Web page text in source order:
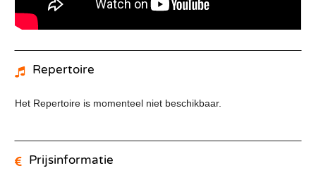
Repertoire
Het Repertoire is momenteel niet beschikbaar.
Prijsinformatie